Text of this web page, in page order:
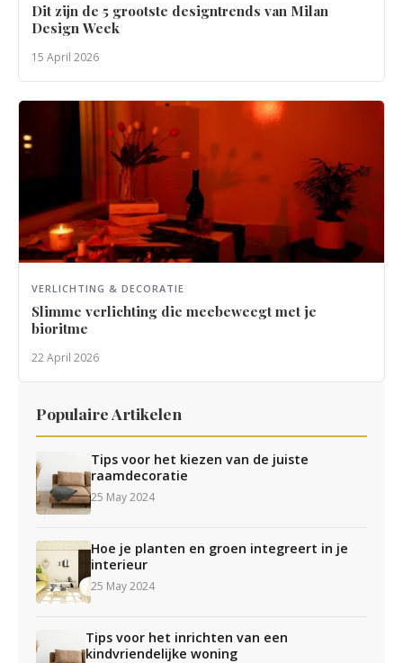
Dit zijn de 5 grootste designtrends van Milan
Design Week
15 April 2026
VERLICHTING & DECORATIE
Slimme verlichting die meebeweegt met je
bioritme
22 April 2026
Populaire Artikelen
Tips voor het kiezen van de juiste
raamdecoratie
25 May 2024
Hoe je planten en groen integreert in je
interieur
25 May 2024
Tips voor het inrichten van een
kindvriendelijke woning